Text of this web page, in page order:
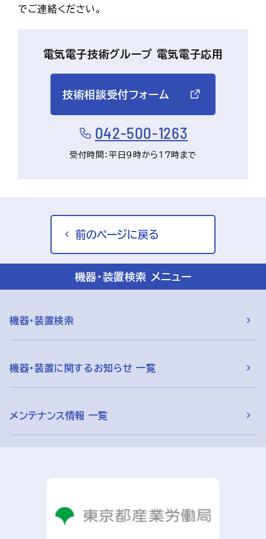
でご連絡ください。
電気電子技術グループ 電気電子応用
技術相談受付フォーム
042-500-1263
受付時間：平日9時から17時まで
前のページに戻る
機器・装置検索 メニュー
機器・装置検索
機器・装置に関するお知らせ 一覧
メンテナンス情報 一覧